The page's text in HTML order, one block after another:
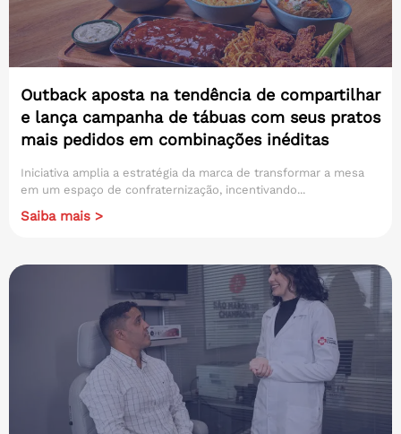
Outback aposta na tendência de compartilhar
e lança campanha de tábuas com seus pratos
mais pedidos em combinações inéditas
Iniciativa amplia a estratégia da marca de transformar a mesa
em um espaço de confraternização, incentivando...
Saiba mais >